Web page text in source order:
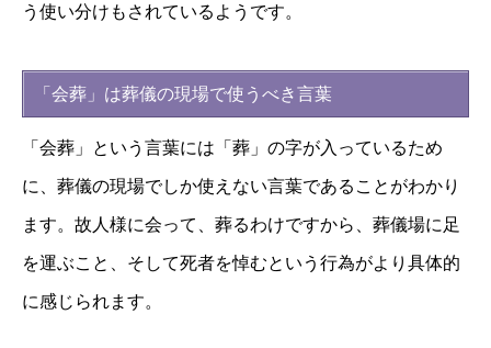
う使い分けもされているようです。
「会葬」は葬儀の現場で使うべき言葉
「会葬」という言葉には「葬」の字が入っているため
に、葬儀の現場でしか使えない言葉であることがわかり
ます。故人様に会って、葬るわけですから、葬儀場に足
を運ぶこと、そして死者を悼むという行為がより具体的
に感じられます。